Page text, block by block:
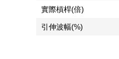
實際槓桿(倍)
引伸波幅(%)